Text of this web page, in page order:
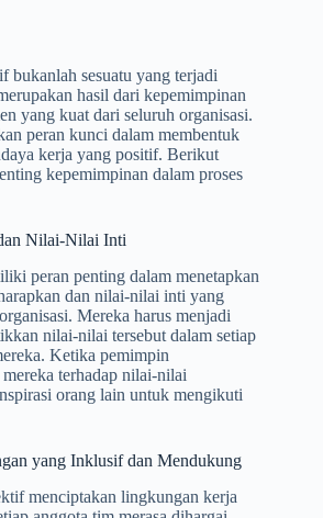
bukanlah sesuatu yang terjadi
hasil dari kepemimpinan
yang kuat dari seluruh organisasi.
peran kunci dalam membentuk
kerja yang positif. Berikut
kepemimpinan dalam proses
Nilai-Nilai Inti
peran penting dalam menetapkan
dan nilai-nilai inti yang
Mereka harus menjadi
nilai-nilai tersebut dalam setiap
Ketika pemimpin
terhadap nilai-nilai
orang lain untuk mengikuti
yang Inklusif dan Mendukung
menciptakan lingkungan kerja